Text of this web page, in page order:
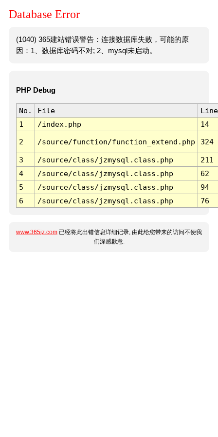
Database Error
(1040) 365建站错误警告：连接数据库失败，可能的原
因：1、数据库密码不对; 2、mysql未启动。
PHP Debug
No. File
Line
1
/index.php 14
2 /source/function/function_extend.php 324
3 /source/class/jzmysql.class.php
211
4
/source/class/jzmysql.class.php
62
5
/source/class/jzmysql.class.php
94
6
/source/class/jzmysql.class.php 76
www.365jz.com 已经将此出错信息详细记录, 由此给您带来的访问不便我
们深感歉意.